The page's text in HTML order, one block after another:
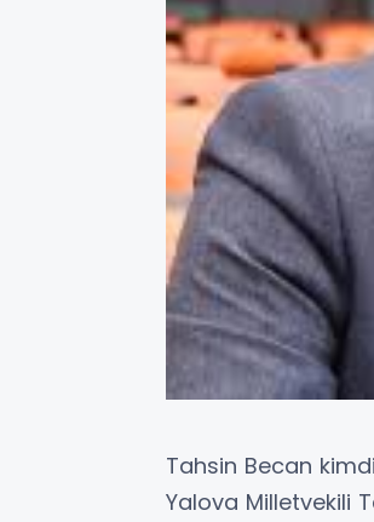
Tahsin Becan
Yalova Milletvekili